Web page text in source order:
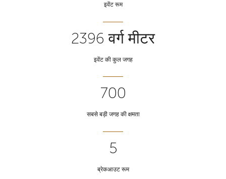
इवेंट रूम
2396 वर्ग मीटर
इवेंट की कुल जगह
700
सबसे बड़ी जगह की क्षमता
5
ब्रेकआउट रूम